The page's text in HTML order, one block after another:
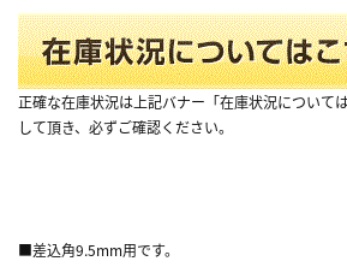
正確な在庫状況は上記バナー「在庫状況について
して頂き、必ずご確認ください。
■差込角9.5mm用です。